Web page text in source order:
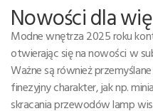
Nowości dla
Modne wnętrza 2025 roku
otwierając się na nowości w
Ważne są również
finezyjny charakter, jak np.
skracania przewodów lamp